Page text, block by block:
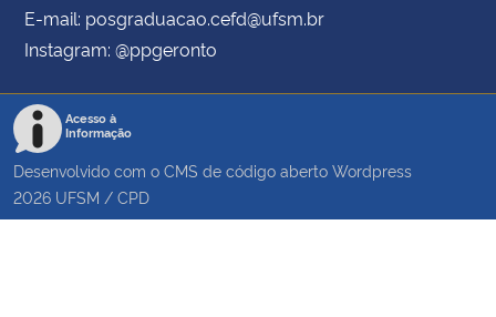
E-mail: posgraduacao.cefd@ufsm.br
Instagram: @ppgeronto
Acesso à
Informação
Desenvolvido com o CMS de código aberto Wordpress
2026 UFSM / CPD